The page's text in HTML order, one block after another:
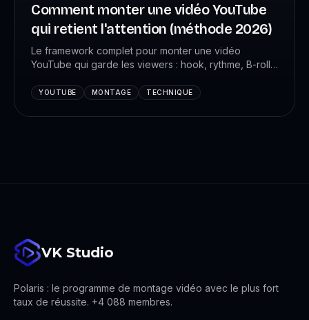
Comment monter une vidéo YouTube
qui retient l'attention (méthode 2026)
Le framework complet pour monter une vidéo
YouTube qui garde les viewers : hook, rythme, B-roll,
+500M de vues.
YOUTUBE MONTAGE TECHNIQUE
VK Studio
Polaris : le programme de montage vidéo avec le plus fort
taux de réussite. +4 088 membres.